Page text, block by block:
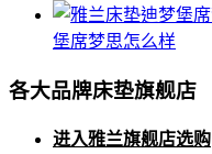
堡席梦思怎么样
各大品牌床垫旗舰店
进入雅兰旗舰店选购